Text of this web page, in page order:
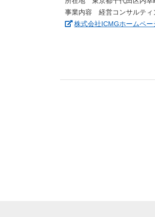
事業内容 経営コンサルティ
株式会社ICMGホームペー